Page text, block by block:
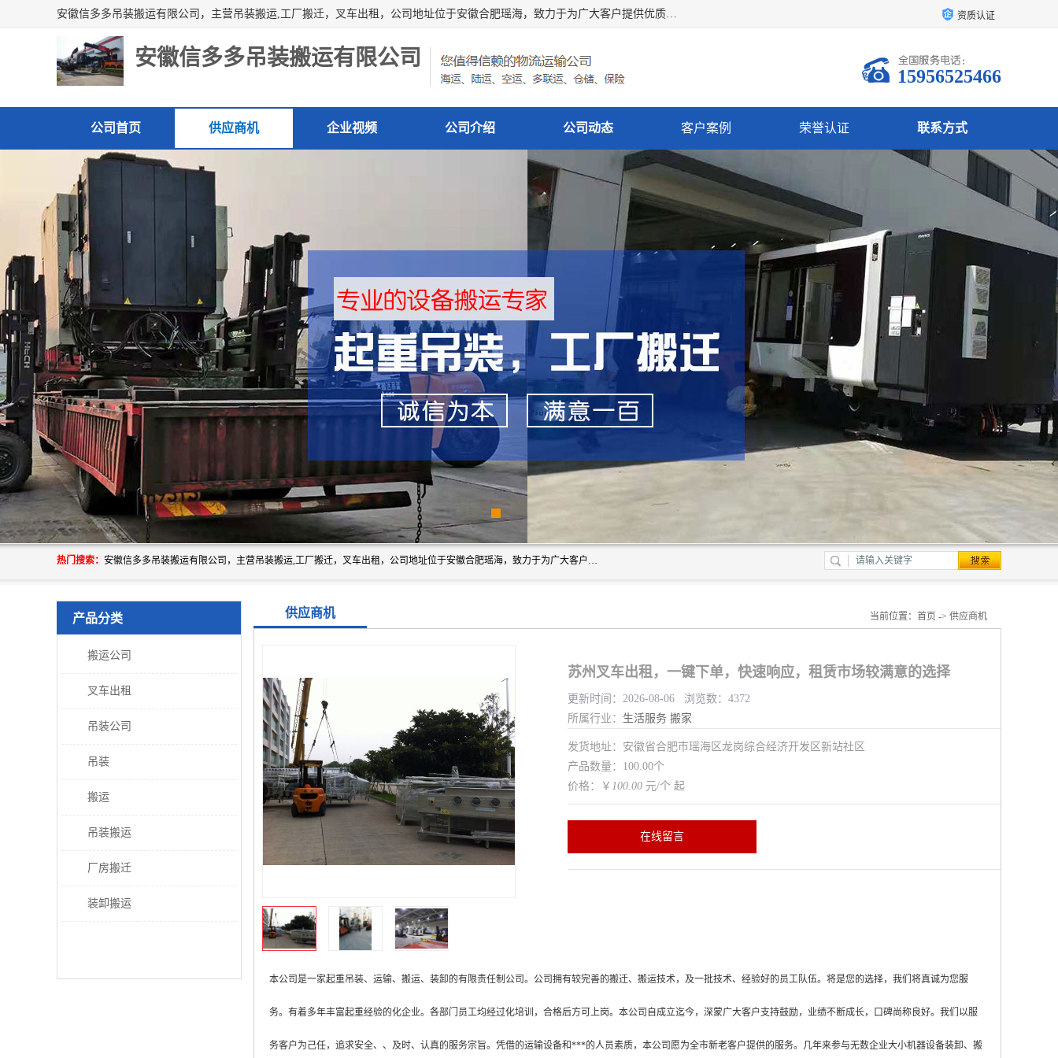
安徽信多多吊装搬运有限公司，主营吊装搬运,工厂搬迁，叉车出租，公司地址位于安徽合肥瑶海，致力于为广大客户提供优质的产品/服务，如果您对我公司的产品服务感兴趣，请联系[安徽信多多吊装搬运有限公司]，期待您的来电。 资质认证
安徽信多多吊装搬运有限公司
15956525466
公司首页 供应商机 企业视频 公司介绍 公司动态 客户案例 荣誉认证 联系方式
热门搜索： 安徽信多多吊装搬运有限公司，主营吊装搬运,工厂搬迁，叉车出租，公司地址位于安徽合肥瑶海，致力于为广大客户提供优质的产品/服务，如果您对我公司的产品服务感兴趣，请联系[安徽信多多吊装搬运有限公司]，期待您的来电。
产品分类
搬运公司
叉车出租
吊装公司
吊装
搬运
吊装搬运
厂房搬迁
装卸搬运
供应商机 当前位置： 首页 -> 供应商机
苏州叉车出租，一键下单，快速响应，租赁市场较满意的选择
更新时间：2026-08-06 浏览数：4372
所属行业： 生活服务 搬家
发货地址：安徽省合肥市瑶海区龙岗综合经济开发区新站社区
产品数量：100.00个
价格：￥ 100.00 元/个 起
在线留言
本公司是一家起重吊装、运输、搬运、装卸的有限责任制公司。公司拥有较完善的搬迁、搬运技术，及一批技术、经验好的员工队伍。将是您的选择，我们将真诚为您服
务。有着多年丰富起重经验的化企业。各部门员工均经过化培训，合格后方可上岗。本公司自成立迄今，深蒙广大客户支持鼓励，业绩不断成长，口碑尚称良好。我们以服
务客户为己任，追求安全、、及时、认真的服务宗旨。凭借的运输设备和***的人员素质，本公司愿为全市新老客户提供的服务。几年来参与无数企业大小机器设备装卸、搬